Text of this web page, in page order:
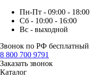
Пн-Пт - 09:00 - 18:00
Сб - 10:00 - 16:00
Вс - выходной
Звонок по РФ бесплатный
8 800 700 9791
Заказать звонок
Каталог